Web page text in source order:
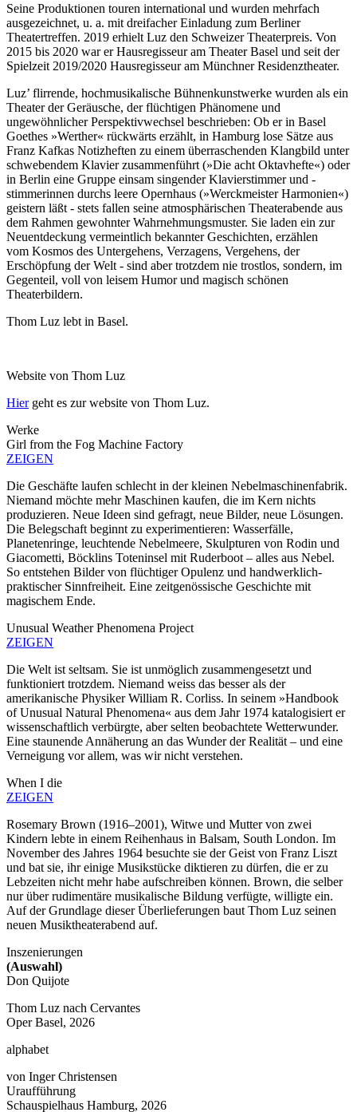
Seine Produktionen touren international und wurden mehrfach
ausgezeichnet, u. a. mit dreifacher Einladung zum Berliner
Theatertreffen. 2019 erhielt Luz den Schweizer Theaterpreis. Von
2015 bis 2020 war er Hausregisseur am Theater Basel und seit der
Spielzeit 2019/2020 Hausregisseur am Münchner Residenztheater.
Luz’ flirrende, hochmusikalische Bühnenkunstwerke wurden als ein
Theater der Geräusche, der flüchtigen Phänomene und
ungewöhnlicher Perspektivwechsel beschrieben: Ob er in Basel
Goethes »Werther« rückwärts erzählt, in Hamburg lose Sätze aus
Franz Kafkas Notizheften zu einem überraschenden Klangbild unter
schwebendem Klavier zusammenführt (»Die acht Oktavhefte«) oder
in Berlin eine Gruppe einsam singender Klavierstimmer und -
stimmerinnen durchs leere Opernhaus (»Werckmeister Harmonien«)
geistern läßt - stets fallen seine atmosphärischen Theaterabende aus
dem Rahmen gewohnter Wahrnehmungsmuster. Sie laden ein zur
Neuentdeckung vermeintlich bekannter Geschichten, erzählen
vom Kosmos des Untergehens, Verzagens, Vergehens, der
Erschöpfung der Welt - sind aber trotzdem nie trostlos, sondern, im
Gegenteil, voll von leisem Humor und magisch schönen
Theaterbildern.
Thom Luz lebt in Basel.
Website von Thom Luz
Hiergeht es zur website von Thom Luz.
Werke
Girl from the Fog Machine Factory
ZEIGEN
Die Geschäfte laufen schlecht in der kleinen Nebelmaschinenfabrik.
Niemand möchte mehr Maschinen kaufen, die im Kern nichts
produzieren. Neue Ideen sind gefragt, neue Bilder, neue Lösungen.
Die Belegschaft beginnt zu experimentieren: Wasserfälle,
Planetenringe, leuchtende Nebelmeere, Skulpturen von Rodin und
Giacometti, Böcklins Toteninsel mit Ruderboot – alles aus Nebel.
So entstehen Bilder von flüchtiger Opulenz und handwerklich-
praktischer Sinnfreiheit. Eine zeitgenössische Geschichte mit
magischem Ende.
Unusual Weather Phenomena Project
ZEIGEN
Die Welt ist seltsam. Sie ist unmöglich zusammengesetzt und
funktioniert trotzdem. Niemand weiss das besser als der
amerikanische Physiker William R. Corliss. In seinem »Handbook
of Unusual Natural Phenomena« aus dem Jahr 1974 katalogisiert er
wissenschaftlich verbürgte, aber selten beobachtete Wetterwunder.
Eine staunende Annäherung an das Wunder der Realität – und eine
Verneigung vor allem, was wir nicht verstehen.
When I die
ZEIGEN
Rosemary Brown (1916–2001), Witwe und Mutter von zwei
Kindern lebte in einem Reihenhaus in Balsam, South London. Im
November des Jahres 1964 besuchte sie der Geist von Franz Liszt
und bat sie, ihr einige Musikstücke diktieren zu dürfen, die er zu
Lebzeiten nicht mehr habe aufschreiben können. Brown, die selber
nur über rudimentäre musikalische Bildung verfügte, willigte ein.
Auf der Grundlage dieser Überlieferungen baut Thom Luz seinen
neuen Musiktheaterabend auf.
Inszenierungen
(Auswahl)
Don Quijote
Thom Luz nach Cervantes
Oper Basel, 2026
alphabet
von Inger Christensen
Uraufführung
Schauspielhaus Hamburg, 2026